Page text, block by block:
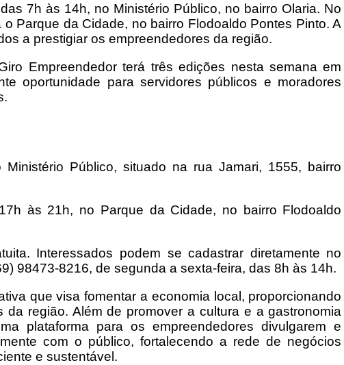
7h às 14h, no Ministério Público, no bairro Olaria. No
Parque da Cidade, no bairro Flodoaldo Pontes Pinto. A
a prestigiar os empreendedores da região.
Empreendedor terá três edições nesta semana em
oportunidade para servidores públicos e moradores
Público, situado na rua Jamari, 1555, bairro
às 21h, no Parque da Cidade, no bairro Flodoaldo
Interessados podem se cadastrar diretamente no
98473-8216, de segunda a sexta-feira, das 8h às 14h.
que visa fomentar a economia local, proporcionando
região. Além de promover a cultura e a gastronomia
plataforma para os empreendedores divulgarem e
com o público, fortalecendo a rede de negócios
e sustentável.